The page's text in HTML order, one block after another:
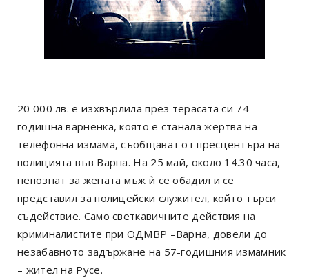
20 000 лв. е изхвърлила през терасата си 74-
годишна варненка, която е станала жертва на
телефонна измама, съобщават от пресцентъра на
полицията във Варна. На 25 май, около 14.30 часа,
непознат за жената мъж ѝ се обадил и се
представил за полицейски служител, който търси
съдействие. Само светкавичните действия на
криминалистите при ОДМВР –Варна, довели до
незабавното задържане на 57-годишния измамник
– жител на Русе.